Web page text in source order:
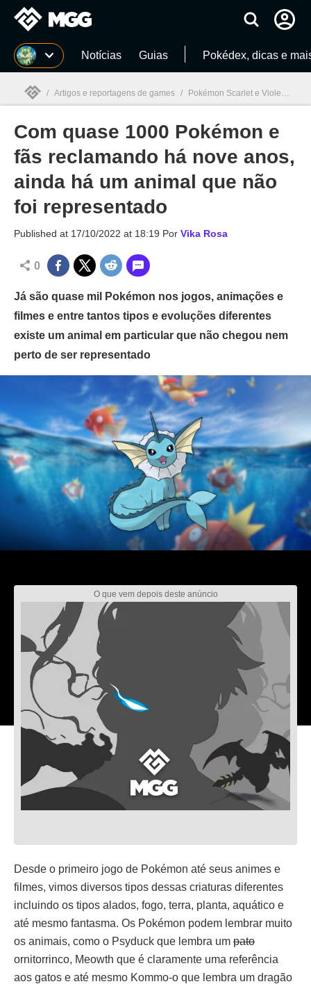
Millenium Notícias Guias Pokédex, dicas e
Millenium
/ Artigos e reportagens de games / Pokémon Scarlet e Violet
Com quase 1000 Pokémon e
fãs reclamando há nove anos,
ainda há um animal que não
foi representado
Published at 17/10/2022 at 18:19 Por Vika Rosa
0
Já são quase mil Pokémon nos jogos, animações e
filmes e entre tantos tipos e evoluções diferentes
existe um animal em particular que não chegou nem
perto de ser representado
Desde o primeiro jogo de Pokémon até seus animes e
filmes, vimos diversos tipos dessas criaturas diferentes
incluindo os tipos alados, fogo, terra, planta, aquático e
até mesmo fantasma. Os Pokémon podem lembrar muito
os animais, como o Psyduck que lembra um pato
ornitorrinco, Meowth que é claramente uma referência
aos gatos e até mesmo Kommo-o que lembra um dragão